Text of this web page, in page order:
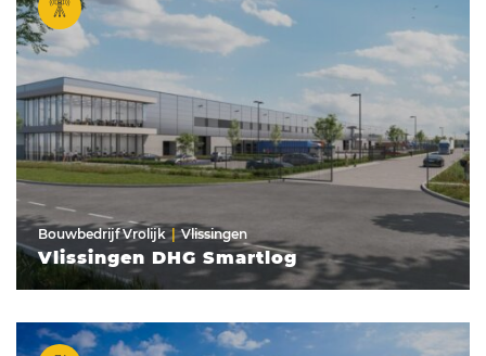
Bouwbedrijf Vrolijk Vlissingen
Vlissingen DHG Smartlog